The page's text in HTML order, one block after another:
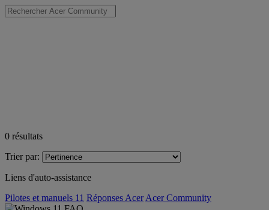
0 résultats
Trier par:
Liens d'auto-assistance
Pilotes et manuels 11 Réponses Acer Acer Community